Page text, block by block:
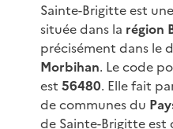
Sainte-Brigitte est
située dans la région
précisément dans le
Morbihan. Le code
est 56480. Elle fait
de communes du
de Sainte-Brigitte